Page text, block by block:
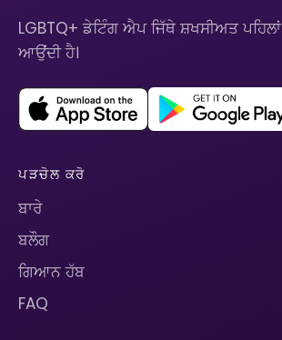
LGBTQ+ ਡੇਟਿੰਗ ਐਪ ਜਿੱਥੇ ਸ਼ਖਸੀਅਤ ਪਹਿਲਾਂ
ਆਉਂਦੀ ਹੈ।
ਪੜਚੋਲ ਕਰੋ
ਬਾਰੇ
ਬਲੌਗ
ਗਿਆਨ ਹੱਬ
FAQ